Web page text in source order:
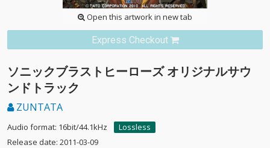
Open this artwork in new tab
Express Checkout
ソニックブラストヒーローズ オリジナルサウ
ンドトラック
ZUNTATA
Audio format: 16bit/44.1kHz
Lossless
Release date: 2011-03-09